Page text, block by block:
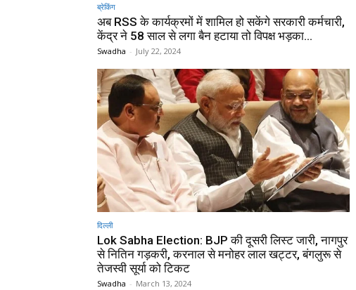
ब्रेकिंग
अब RSS के कार्यक्रमों में शामिल हो सकेंगे सरकारी कर्मचारी,
केंद्र ने 58 साल से लगा बैन हटाया तो विपक्ष भड़का…
Swadha - July 22, 2024
दिल्ली
Lok Sabha Election: BJP की दूसरी लिस्‍ट जारी, नागपुर
से नितिन गड़करी, करनाल से मनोहर लाल खट्टर, बंगलुरू से
तेजस्वी सूर्या को टिकट
Swadha - March 13, 2024